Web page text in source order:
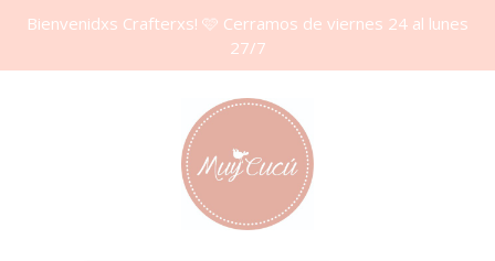
Bienvenidxs Crafterxs! 🩷 Cerramos de viernes 24 al lunes
27/7